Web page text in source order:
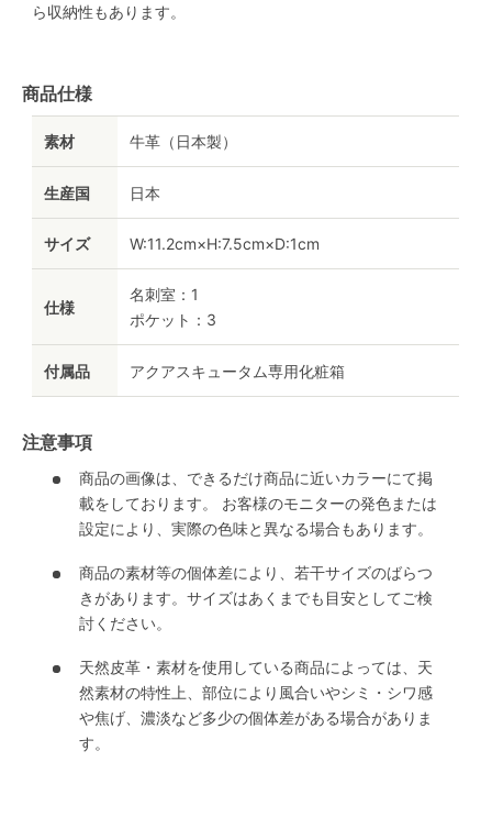
ら収納性もあります。
商品仕様
素材 牛革（日本製）
生産国 日本
サイズ W:11.2cm×H:7.5cm×D:1cm
仕様
名刺室：1
ポケット：3
付属品 アクアスキュータム専用化粧箱
注意事項
商品の画像は、できるだけ商品に近いカラーにて掲
載をしております。 お客様のモニターの発色または
設定により、実際の色味と異なる場合もあります。
商品の素材等の個体差により、若干サイズのばらつ
きがあります。サイズはあくまでも目安としてご検
討ください。
天然皮革・素材を使用している商品によっては、天
然素材の特性上、部位により風合いやシミ・シワ感
や焦げ、濃淡など多少の個体差がある場合がありま
す。